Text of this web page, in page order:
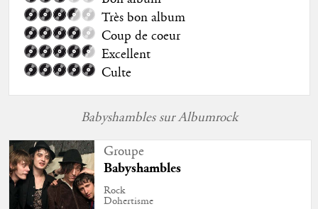
Très bon album
Coup de coeur
Excellent
Culte
Babyshambles sur Albumrock
Groupe
Babyshambles
Rock
Dohertisme